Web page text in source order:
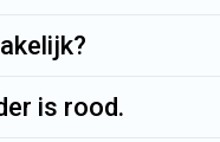
is rood.